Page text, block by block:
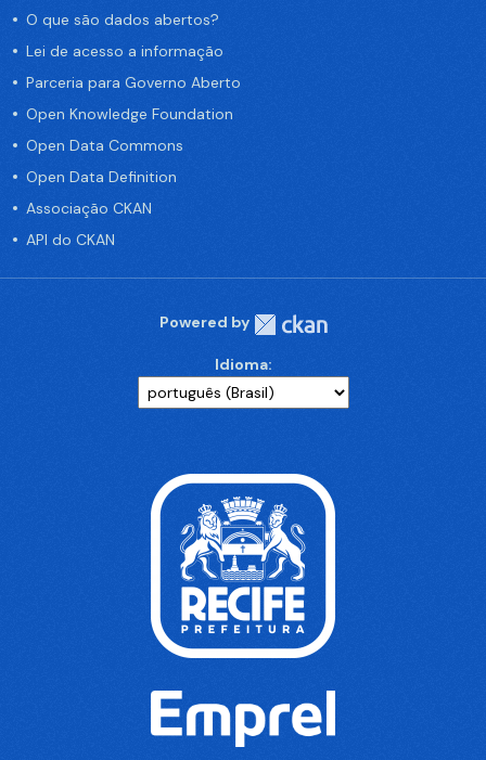
O que são dados abertos?
Lei de acesso a informação
Parceria para Governo Aberto
Open Knowledge Foundation
Open Data Commons
Open Data Definition
Associação CKAN
API do CKAN
Powered by
Idioma